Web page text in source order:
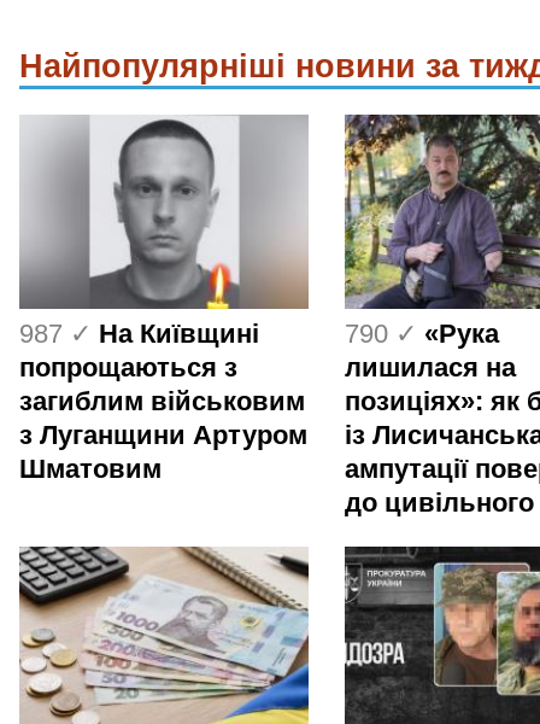
Найпопулярніші новини за
987 ✓ На Київщині
попрощаються з
загиблим військовим
з Луганщини Артуром
Шматовим
790 ✓ «Рука
лишилася на
позиціях»: як
із
ампутації
до